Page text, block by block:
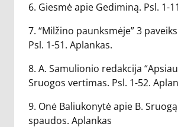
6. Giesmė apie Gediminą. Psl. 1-
7. “Milžino paunksmėje” 3
Psl. 1-51. Aplankas.
8. A. Samulionio redakcija
Sruogos vertimas. Psl. 1-52.
9. Onė Baliukonytė apie B.
spaudos. Aplankas